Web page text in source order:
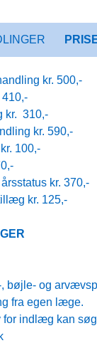
kr. 500,-
kr. 310,-
kr. 590,-
100,-
kr. 370,-
kr. 125,-
bøjle- og
fra egen læge.
for indlæg kan